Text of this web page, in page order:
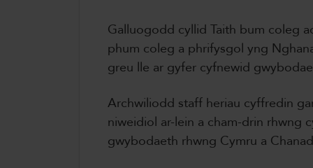
Galluogodd cyllid Taith bum coleg
phum coleg a phrifysgol yng
greu lle ar gyfer cyfnewid
Archwiliodd staff heriau cyffredin
niweidiol ar-lein a cham-drin rhwng
gwybodaeth rhwng Cymru a